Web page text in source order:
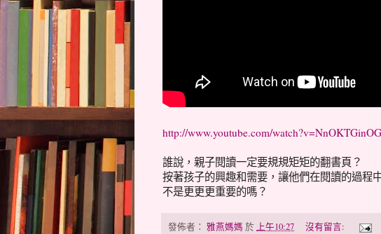
http://www.youtube.com/
誰說，親子閱讀一定要規規矩矩的翻書頁？
按著孩子的興趣和需要，讓他們在閱讀的過程
不是更更更重要的嗎？
發佈者： 雅燕媽媽 於 上午10:27
沒有留言: